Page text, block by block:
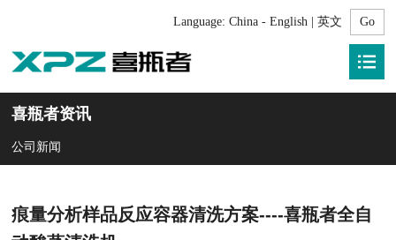
Language: China - English | 英文
喜瓶者资讯
公司新闻
痕量分析样品反应容器清洗方案----喜瓶者全自